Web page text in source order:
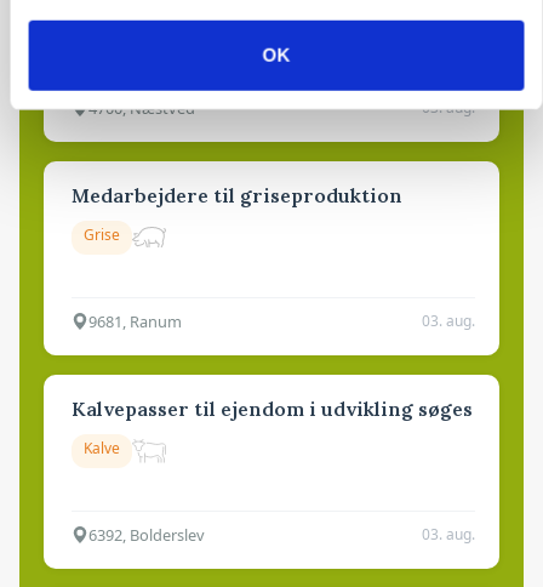
OK
4700, Næstved 03. aug.
Medarbejdere til griseproduktion
Grise
9681, Ranum 03. aug.
Kalvepasser til ejendom i udvikling søges
Kalve
6392, Bolderslev 03. aug.